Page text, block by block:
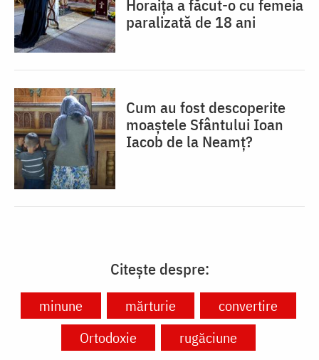
Horaița a făcut-o cu femeia
paralizată de 18 ani
Cum au fost descoperite
moaștele Sfântului Ioan
Iacob de la Neamț?
Citește despre:
minune mărturie
convertire
Ortodoxie
rugăciune